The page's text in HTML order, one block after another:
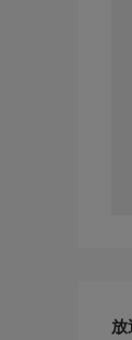
放